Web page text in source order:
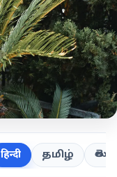
हिन्दी தமிழ்